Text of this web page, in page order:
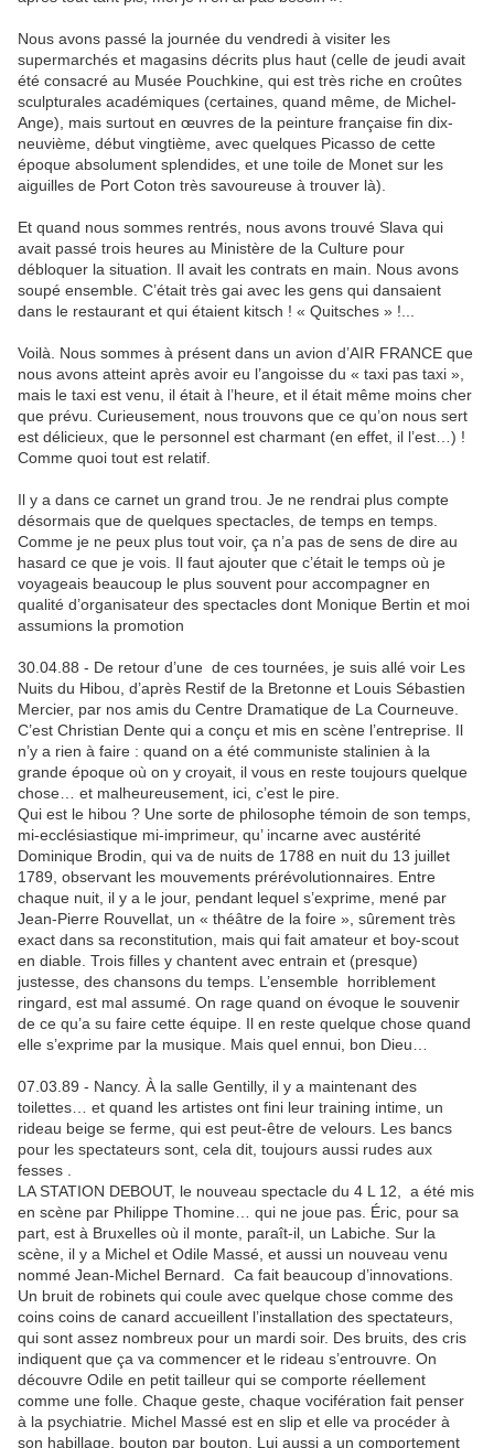
Nous avons passé la journée du vendredi à visiter les
supermarchés et magasins décrits plus haut (celle de jeudi avait
été consacré au Musée Pouchkine, qui est très riche en croûtes
sculpturales académiques (certaines, quand même, de Michel-
Ange), mais surtout en œuvres de la peinture française fin dix-
neuvième, début vingtième, avec quelques Picasso de cette
époque absolument splendides, et une toile de Monet sur les
aiguilles de Port Coton très savoureuse à trouver là).
Et quand nous sommes rentrés, nous avons trouvé Slava qui
avait passé trois heures au Ministère de la Culture pour
débloquer la situation. Il avait les contrats en main. Nous avons
soupé ensemble. C’était très gai avec les gens qui dansaient
dans le restaurant et qui étaient kitsch ! « Quitsches » !...
Voilà. Nous sommes à présent dans un avion d’AIR FRANCE que
nous avons atteint après avoir eu l’angoisse du « taxi pas taxi »,
mais le taxi est venu, il était à l’heure, et il était même moins cher
que prévu. Curieusement, nous trouvons que ce qu’on nous sert
est délicieux, que le personnel est charmant (en effet, il l’est…) !
Comme quoi tout est relatif.
Il y a dans ce carnet un grand trou. Je ne rendrai plus compte
désormais que de quelques spectacles, de temps en temps.
Comme je ne peux plus tout voir, ça n’a pas de sens de dire au
hasard ce que je vois. Il faut ajouter que c’était le temps où je
voyageais beaucoup le plus souvent pour accompagner en
qualité d’organisateur des spectacles dont Monique Bertin et moi
assumions la promotion
30.04.88 - De retour d’une de ces tournées, je suis allé voir Les
Nuits du Hibou, d’après Restif de la Bretonne et Louis Sébastien
Mercier, par nos amis du Centre Dramatique de La Courneuve.
C’est Christian Dente qui a conçu et mis en scène l’entreprise. Il
n’y a rien à faire : quand on a été communiste stalinien à la
grande époque où on y croyait, il vous en reste toujours quelque
chose… et malheureusement, ici, c’est le pire.
Qui est le hibou ? Une sorte de philosophe témoin de son temps,
mi-ecclésiastique mi-imprimeur, qu’ incarne avec austérité
Dominique Brodin, qui va de nuits de 1788 en nuit du 13 juillet
1789, observant les mouvements prérévolutionnaires. Entre
chaque nuit, il y a le jour, pendant lequel s’exprime, mené par
Jean-Pierre Rouvellat, un « théâtre de la foire », sûrement très
exact dans sa reconstitution, mais qui fait amateur et boy-scout
en diable. Trois filles y chantent avec entrain et (presque)
justesse, des chansons du temps. L’ensemble horriblement
ringard, est mal assumé. On rage quand on évoque le souvenir
de ce qu’a su faire cette équipe. Il en reste quelque chose quand
elle s’exprime par la musique. Mais quel ennui, bon Dieu…
07.03.89 - Nancy. À la salle Gentilly, il y a maintenant des
toilettes… et quand les artistes ont fini leur training intime, un
rideau beige se ferme, qui est peut-être de velours. Les bancs
pour les spectateurs sont, cela dit, toujours aussi rudes aux
fesses .
LA STATION DEBOUT, le nouveau spectacle du 4 L 12, a été mis
en scène par Philippe Thomine… qui ne joue pas. Éric, pour sa
part, est à Bruxelles où il monte, paraît-il, un Labiche. Sur la
scène, il y a Michel et Odile Massé, et aussi un nouveau venu
nommé Jean-Michel Bernard. Ca fait beaucoup d’innovations.
Un bruit de robinets qui coule avec quelque chose comme des
coins coins de canard accueillent l’installation des spectateurs,
qui sont assez nombreux pour un mardi soir. Des bruits, des cris
indiquent que ça va commencer et le rideau s’entrouvre. On
découvre Odile en petit tailleur qui se comporte réellement
comme une folle. Chaque geste, chaque vocifération fait penser
à la psychiatrie. Michel Massé est en slip et elle va procéder à
son habillage, bouton par bouton. Lui aussi a un comportement